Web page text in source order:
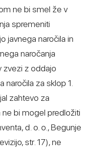
ne bi smel že v
spremeniti
javnega naročila in
naročanja
zvezi z oddajo
naročila za sklop 1.
zahtevo za
ne bi mogel predložiti
d. o. o., Begunje
str. 17), ne